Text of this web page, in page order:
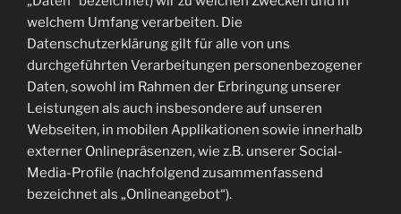
welchem Umfang verarbeiten. Die
Datenschutzerklärung gilt für alle von uns
durchgeführten Verarbeitungen personenbezogener
Daten, sowohl im Rahmen der Erbringung unserer
Leistungen als auch insbesondere auf unseren
Webseiten, in mobilen Applikationen sowie innerhalb
externer Onlinepräsenzen, wie z.B. unserer Social-
Media-Profile (nachfolgend zusammenfassend
bezeichnet als „Onlineangebot“).